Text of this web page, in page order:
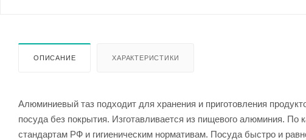
ОПИСАНИЕ ХАРАКТЕРИСТИКИ
Алюминиевый таз подходит для хранения и приготовления
посуда без покрытия. Изготавливается из пищевого алюминия. По
стандартам РФ и гигиеническим нормативам. Посуда быстро и